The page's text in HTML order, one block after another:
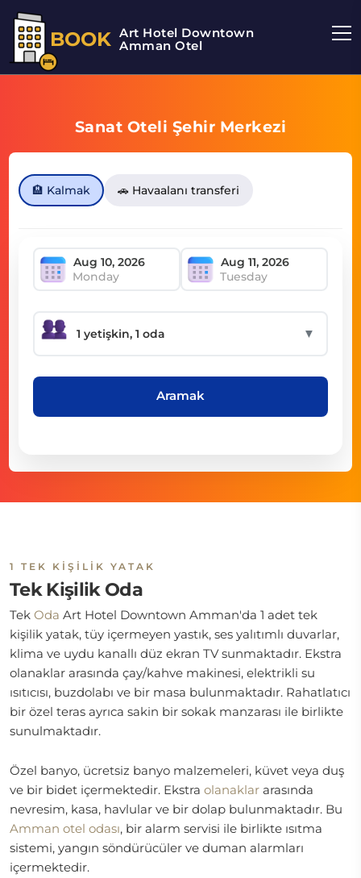
BOOK Art Hotel Downtown
Amman Otel
Sanat Oteli Şehir Merkezi
🏨 Kalmak 🚗 Havaalanı transferi
Monday Tuesday
▼
Aramak
1 TEK KIŞILIK YATAK
Tek Kişilik Oda
Tek Oda Art Hotel Downtown Amman'da 1 adet tek
kişilik yatak, tüy içermeyen yastık, ses yalıtımlı duvarlar,
klima ve uydu kanallı düz ekran TV sunmaktadır. Ekstra
olanaklar arasında çay/kahve makinesi, elektrikli su
ısıtıcısı, buzdolabı ve bir masa bulunmaktadır. Rahatlatıcı
bir özel teras ayrıca sakin bir sokak manzarası ile birlikte
sunulmaktadır.
Özel banyo, ücretsiz banyo malzemeleri, küvet veya duş
ve bir bidet içermektedir. Ekstra olanaklar arasında
nevresim, kasa, havlular ve bir dolap bulunmaktadır. Bu
Amman otel odası, bir alarm servisi ile birlikte ısıtma
sistemi, yangın söndürücüler ve duman alarmları
içermektedir.